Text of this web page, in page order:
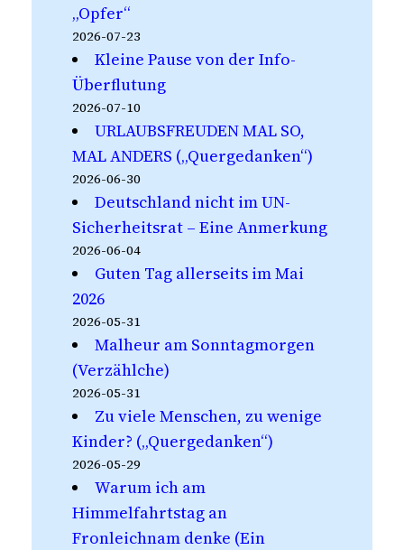
„Opfer“
2026-07-23
Kleine Pause von der Info-
Überflutung
2026-07-10
URLAUBSFREUDEN MAL SO,
MAL ANDERS („Quergedanken“)
2026-06-30
Deutschland nicht im UN-
Sicherheitsrat – Eine Anmerkung
2026-06-04
Guten Tag allerseits im Mai
2026
2026-05-31
Malheur am Sonntagmorgen
(Verzählche)
2026-05-31
Zu viele Menschen, zu wenige
Kinder? („Quergedanken“)
2026-05-29
Warum ich am
Himmelfahrtstag an
Fronleichnam denke (Ein